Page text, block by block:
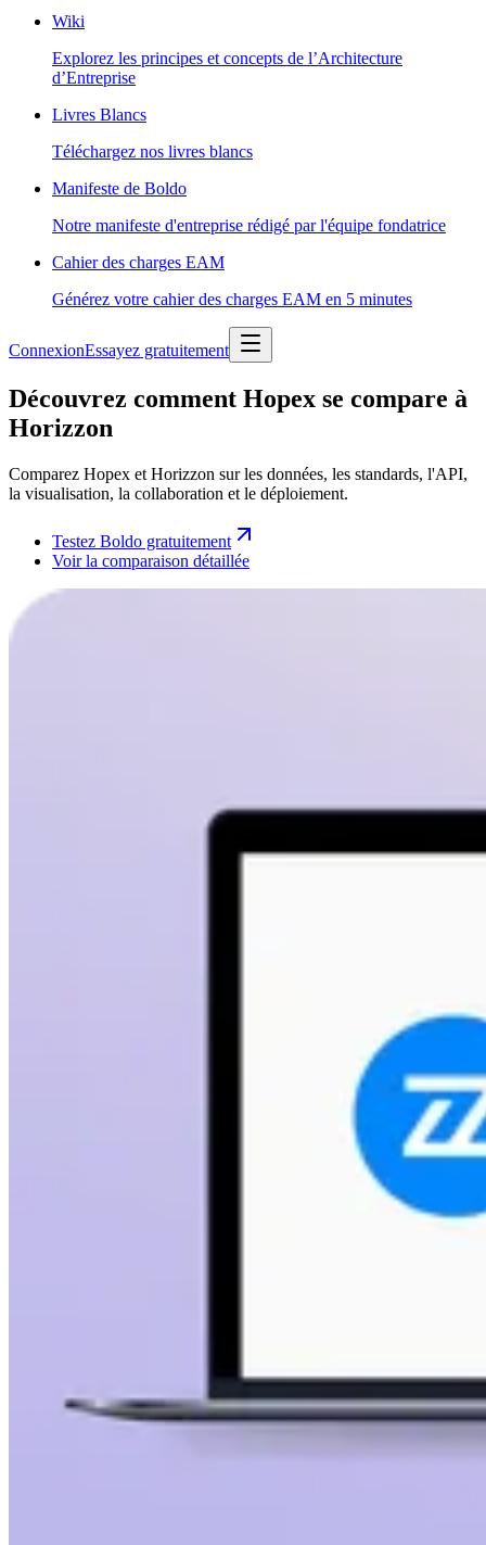
Wiki
Explorez les principes et concepts de l’Architecture
d’Entreprise
Livres Blancs
Téléchargez nos livres blancs
Manifeste de Boldo
Notre manifeste d'entreprise rédigé par l'équipe fondatrice
Cahier des charges EAM
Générez votre cahier des charges EAM en 5 minutes
ConnexionEssayez gratuitement
Découvrez comment Hopex se compare à
Horizzon
Comparez Hopex et Horizzon sur les données, les standards, l'API,
la visualisation, la collaboration et le déploiement.
Testez Boldo gratuitement
Voir la comparaison détaillée